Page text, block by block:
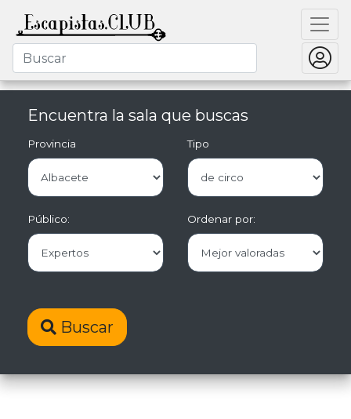
Encuentra la sala que buscas
Provincia Tipo
Público: Ordenar por:
Buscar